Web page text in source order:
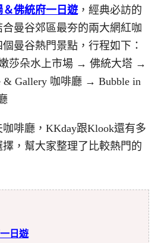
＆佛統府一日遊，經典必訪的
曼谷郊區最夯的兩大網紅咖
曼谷熱門景點，行程如下：
莎朵水上市場 → 佛統大塔 →
& Gallery 咖啡廳 → Bubble in
啡廳，KKday跟Klook還有多
，幫大家整理了比較熱門的
日遊